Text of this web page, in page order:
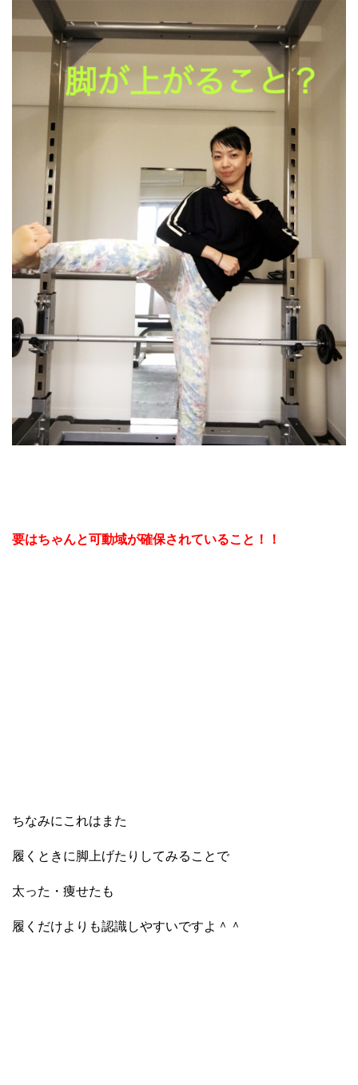
要はちゃんと可動域が確保されていること！！
ちなみにこれはまた
履くときに脚上げたりしてみることで
太った・痩せたも
履くだけよりも認識しやすいですよ＾＾